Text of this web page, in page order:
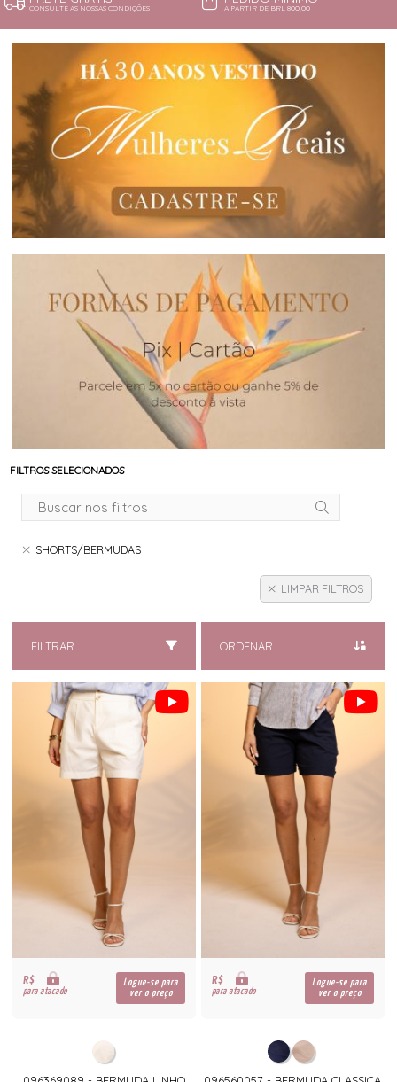
CONSULTE AS NOSSAS CONDIÇÕES A PARTIR DE BRL 800,00
FILTROS SELECIONADOS
SHORTS/BERMUDAS
LIMPAR FILTROS
FILTRAR ORDENAR
R$
para atacado
Logue-se para
ver o preço
R$
para atacado
Logue-se para
ver o preço